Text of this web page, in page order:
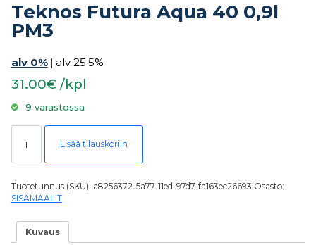
Teknos Futura Aqua 40 0,9l
PM3
alv 0% | alv 25.5%
31.00€ /kpl
9 varastossa
Teknos Futura Aqua 40 0,9l PM3 määrä
Lisää tilauskoriin
Tuotetunnus (SKU): a8256372-5a77-11ed-97d7-fa163ec26693 Osasto:
SISÄMAALIT
Kuvaus